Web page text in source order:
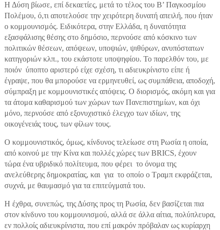
Η Δύση βίωσε, επί δεκαετίες, μετά το τέλος του Β’ Παγκοσμίου
Πολέμου, ό,τι αποτελούσε την χειρότερη δυνατή απειλή, που ήταν
ο κομμουνισμός. Ειδικότερα, στην Ελλάδα, η δυνατότητα
εξασφάλισης θέσης στο δημόσιο, περνούσε από κόσκινο των
πολιτικών θέσεων, απόψεων, υποψιών, ψιθύρων, ανυπόστατων
κατηγοριών κλπ., του εκάστοτε υποψηφίου. Το παρελθόν του, με
ποιόν ύποπτο αριστερό είχε σχέση, τι αδιευκρίνιστο είπε ή
έγραψε, που θα μπορούσε να ερμηνευθεί, ως συμπάθεια, αποδοχή,
σύμπραξη με κομμουνιστικές απόψεις. Ο διορισμός, ακόμη και για
τα άτομα καθαρισμού των χώρων των Πανεπιστημίων, και όχι
μόνο, περνούσε από εξονυχιστικό έλεγχο των ιδίων, της
οικογένειάς τους, των φίλων τους.
Ο κομμουνιστικός, όμως, κίνδυνος τελείωσε στη Ρωσία η οποία,
από κοινού με την Κίνα και πολλές χώρες των BRICS, έχουν
τώρα ένα υβριδικό πολίτευμα, που φέρει το όνομα της
ανελεύθερης δημοκρατίας, και για το οποίο ο Τραμπ εκφράζεται,
συχνά, με θαυμασμό για τα επιτεύγματά του.
Η έχθρα, συνεπώς, της Δύσης προς τη Ρωσία, δεν βασίζεται πια
στον κίνδυνο του κομμουνισμού, αλλά σε άλλα αίτια, πολύπλευρα,
εν πολλοίς αδιευκρίνιστα, που επί μακρόν πρόβαλαν ως κυρίαρχη